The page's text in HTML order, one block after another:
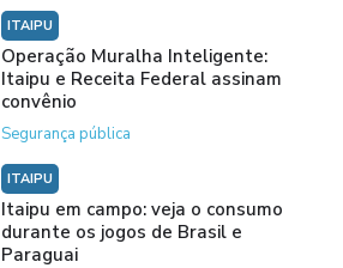
ITAIPU
Operação Muralha Inteligente:
Itaipu e Receita Federal assinam
convênio
Segurança pública
ITAIPU
Itaipu em campo: veja o consumo
durante os jogos de Brasil e
Paraguai